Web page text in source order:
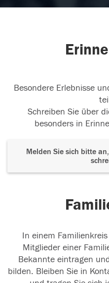
Besondere Erlebnisse
Schreiben Sie über
besonders in
Melden Sie sich bitte
In einem
Mitglieder einer
Bekannte eintragen
bilden. Bleiben Sie in